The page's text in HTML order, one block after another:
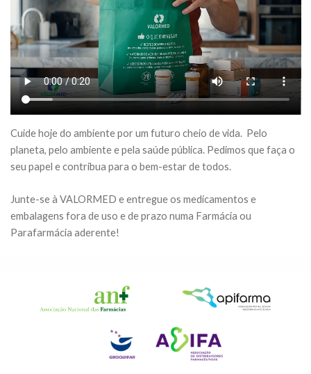
Cuide hoje do ambiente por um futuro cheio de vida. Pelo
planeta, pelo ambiente e pela saúde pública. Pedimos que faça o
seu papel e contribua para o bem-estar de todos.
Junte-se à VALORMED e entregue os medicamentos e
embalagens fora de uso e de prazo numa Farmácia ou
Parafarmácia aderente!